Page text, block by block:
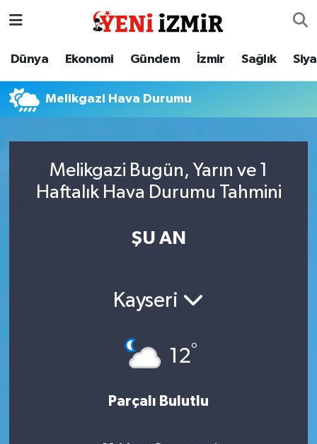
Dünya Ekonomi Gündem İzmir Sağlık
Melikgazi Hava Durumu
Melikgazi Bugün, Yarın ve 1
Haftalık Hava Durumu Tahmini
ŞU AN
Kayseri
12°
Parçalı Bulutlu
Dünya
İzmir
Sağlık
İzmir Nöbetçi Eczaneler
İzmir Trafik Yoğunluk Haritası
Süper Lig Puan Durumu ve Fikstür